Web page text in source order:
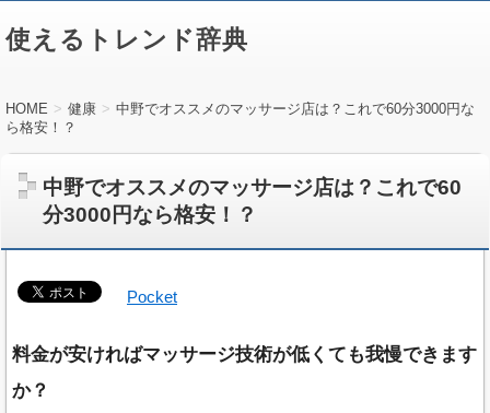
使えるトレンド辞典
HOME 健康
中野でオススメのマッサージ店は？これで60分3000円な
ら格安！？
中野でオススメのマッサージ店は？これで60
分3000円なら格安！？
Pocket
料金が安ければマッサージ技術が低くても我慢できます
か？